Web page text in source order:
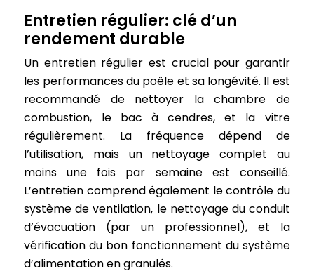
Entretien régulier: clé d’un
rendement durable
Un entretien régulier est crucial pour garantir
les performances du poêle et sa longévité. Il est
recommandé de nettoyer la chambre de
combustion, le bac à cendres, et la vitre
régulièrement. La fréquence dépend de
l’utilisation, mais un nettoyage complet au
moins une fois par semaine est conseillé.
L’entretien comprend également le contrôle du
système de ventilation, le nettoyage du conduit
d’évacuation (par un professionnel), et la
vérification du bon fonctionnement du système
d’alimentation en granulés.